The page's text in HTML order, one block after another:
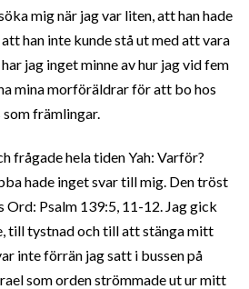
mig när jag var liten, att han hade
han inte kunde stå ut med att vara
jag inget minne av hur jag vid fem
mina morföräldrar för att bo hos
främlingar.
frågade hela tiden Yah: Varför?
hade inget svar till mig. Den tröst
Ord: Psalm 139:5, 11-12. Jag gick
till tystnad och till att stänga mitt
inte förrän jag satt i bussen på
som orden strömmade ut ur mitt